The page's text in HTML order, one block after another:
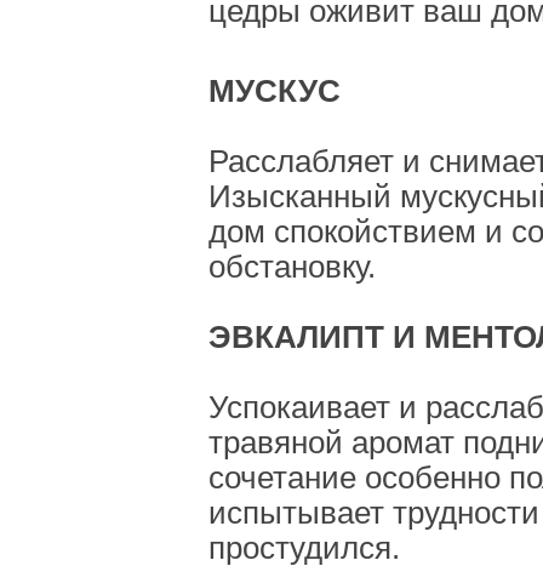
цедры оживит ваш
МУСКУС
Расслабляет и
Изысканный
дом спокойствием и
обстановку.
ЭВКАЛИПТ И
Успокаивает и
травяной аромат
сочетание особенно
испытывает
простудился.